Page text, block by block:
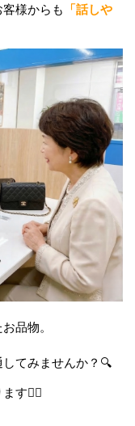
様からも
「話しや
品物。
てみませんか？🔍
す🙇‍♀️